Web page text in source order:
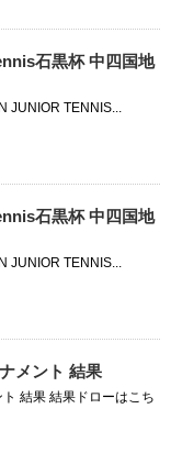
石黒杯 中四国地
JUNIOR TENNIS...
石黒杯 中四国地
JUNIOR TENNIS...
メント 結果
結果 結果ドローはこち